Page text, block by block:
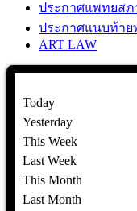
ประกาศแพทยสภ
ประกาศแนบท้าย
ART LAW
Today
Yesterday
This Week
Last Week
This Month
Last Month